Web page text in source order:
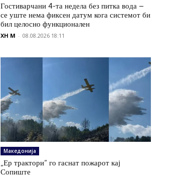
Гостиварчани 4-та недела без питка вода –
се уште нема фиксен датум кога системот би
бил целосно функционален
XH M - 08.08.2026 18:11
Македонија
„Ер трактори“ го гаснат пожарот кај
Сопиште